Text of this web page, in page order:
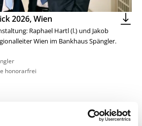
2026, Wien
Raphael Hartl (l.) und Jakob
Wien im Bankhaus Spängler.
honorarfrei